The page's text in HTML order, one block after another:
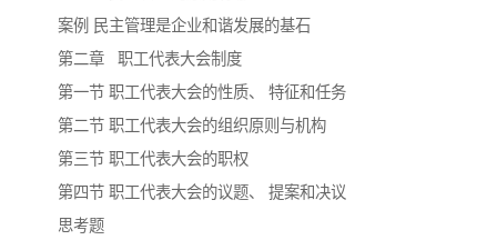
案例 民主管理是企业和谐发展的基石
第二章 职工代表大会制度
第一节 职工代表大会的性质、 特征和任务
第二节 职工代表大会的组织原则与机构
第三节 职工代表大会的职权
第四节 职工代表大会的议题、 提案和决议
思考题
电力工程预算概算定额
江苏省建设工程计价定额 深圳市建设工程消耗量定
四川省清单定额
云南省建设工程预算定额